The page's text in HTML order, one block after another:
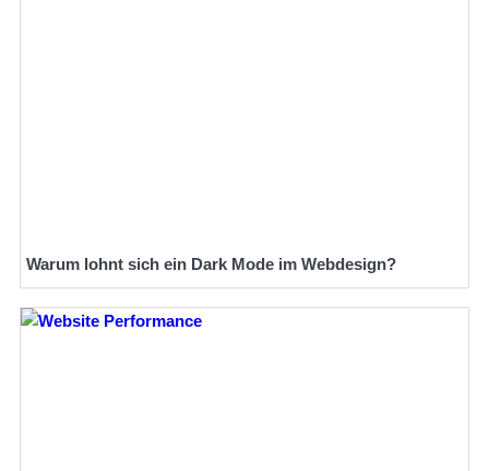
Warum lohnt sich ein Dark Mode im Webdesign?